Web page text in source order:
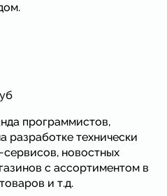
программистов,
разработке технически
новостных
с ассортиментом в
и т.д.